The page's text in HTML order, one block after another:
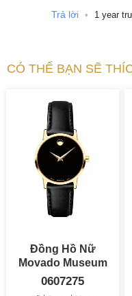
Trả lời • 1 year
CÓ THỂ BẠN SẼ
Đồng Hồ Nữ
Movado Museum
Classic 28mm
0607275